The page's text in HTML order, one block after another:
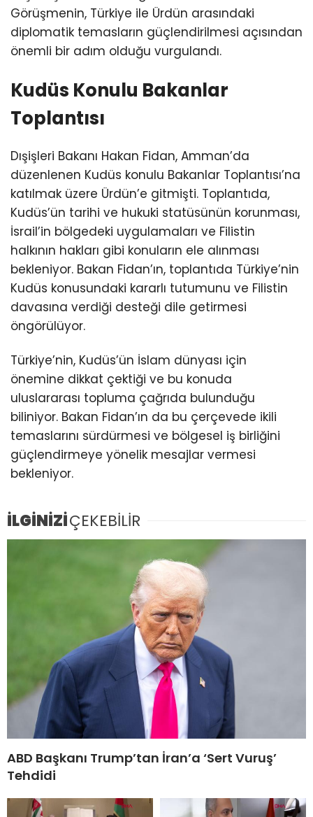
Görüşmenin, Türkiye ile Ürdün arasındaki
diplomatik temasların güçlendirilmesi açısından
önemli bir adım olduğu vurgulandı.
Kudüs Konulu Bakanlar
Toplantısı
Dışişleri Bakanı Hakan Fidan, Amman’da
düzenlenen Kudüs konulu Bakanlar Toplantısı’na
katılmak üzere Ürdün’e gitmişti. Toplantıda,
Kudüs’ün tarihi ve hukuki statüsünün korunması,
İsrail’in bölgedeki uygulamaları ve Filistin
halkının hakları gibi konuların ele alınması
bekleniyor. Bakan Fidan’ın, toplantıda Türkiye’nin
Kudüs konusundaki kararlı tutumunu ve Filistin
davasına verdiği desteği dile getirmesi
öngörülüyor.
Türkiye’nin, Kudüs’ün İslam dünyası için
önemine dikkat çektiği ve bu konuda
uluslararası topluma çağrıda bulunduğu
biliniyor. Bakan Fidan’ın da bu çerçevede ikili
temaslarını sürdürmesi ve bölgesel iş birliğini
güçlendirmeye yönelik mesajlar vermesi
bekleniyor.
İLGİNİZİÇEKEBİLİR
ABD Başkanı Trump’tan İran’a ‘Sert Vuruş’
Tehdidi